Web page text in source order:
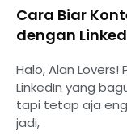
Cara Biar
dengan
Halo, Alan
LinkedIn yang
tapi tetap aja
jadi,